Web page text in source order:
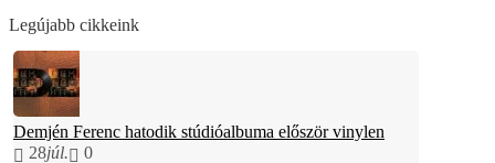
Legújabb cikkeink
Demjén Ferenc hatodik stúdióalbuma először vinylen
28júl. 0